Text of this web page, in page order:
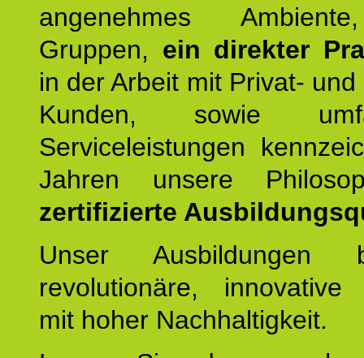
angenehmes
Gruppen, ein direkter
in der Arbeit mit Privat-
Kunden, sowie
Serviceleistungen
Jahren unsere
zertifizierte
Unser Ausbildungen
revolutionäre, innovative
mit hoher Nachhaltigkeit.